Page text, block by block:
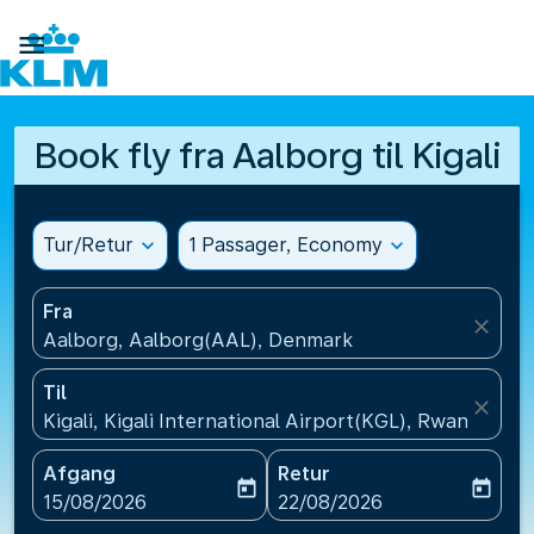

Book fly fra Aalborg til Kigali
Tur/Retur expand_more 1 Passager, Economy expand_more
Fra
Aalborg, Aalborg(AAL), Denmark
close
Til
Kigali, Kigali International Airport(KGL), Rwanda
close
Afgang
fc-booking-departure-date-aria-label
15/08/2026
today
Retur
fc-booking-return-date-
22/08/2026
today